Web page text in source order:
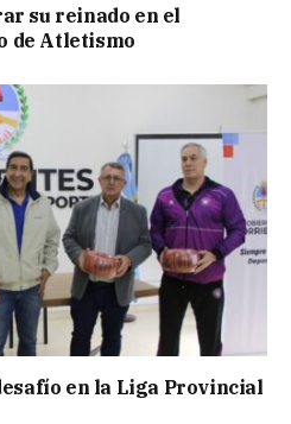
su reinado en el
de Atletismo
en la Liga Provincial